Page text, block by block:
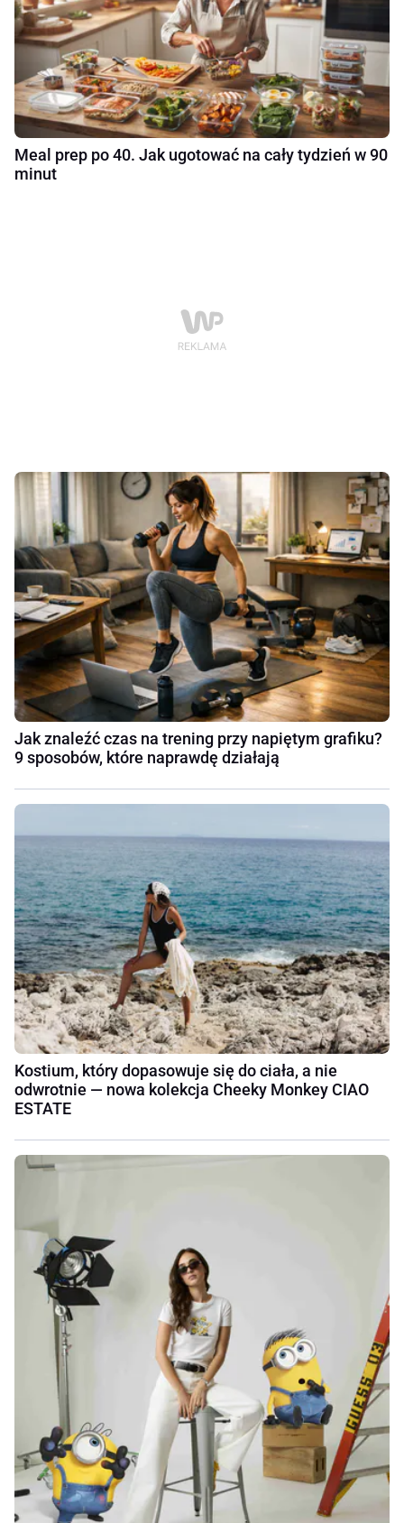
Meal prep po 40. Jak ugotować na cały tydzień w 90
minut
Jak znaleźć czas na trening przy napiętym grafiku?
9 sposobów, które naprawdę działają
Kostium, który dopasowuje się do ciała, a nie
odwrotnie — nowa kolekcja Cheeky Monkey CIAO
ESTATE